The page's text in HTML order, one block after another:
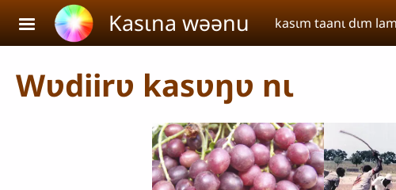
Aller au contenu principalKasɩna wəənu kasɩm taanɩ dɩm
Wʋdiirʋ kasʋŋʋ nɩ